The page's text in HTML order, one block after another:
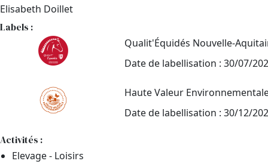
Elisabeth Doillet
Labels :
Qualit'Équidés Nouvelle-
Date de labellisation : 30/07/
Haute Valeur
Date de labellisation : 30/12/
Activités :
Elevage - Loisirs